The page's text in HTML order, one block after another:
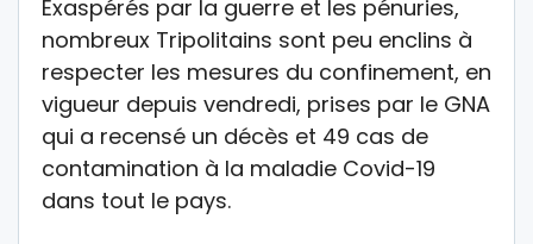
Exaspérés par la guerre et les pénuries,
nombreux Tripolitains sont peu enclins à
respecter les mesures du confinement, en
vigueur depuis vendredi, prises par le GNA
qui a recensé un décès et 49 cas de
contamination à la maladie Covid-19
dans tout le pays.